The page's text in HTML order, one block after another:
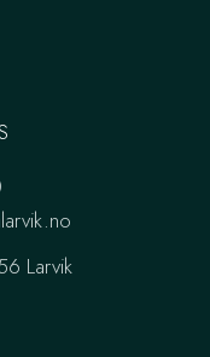
Larvik